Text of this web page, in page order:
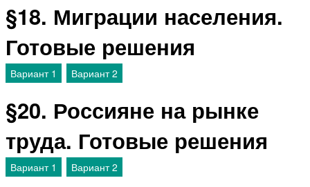
§18. Миграции населения.
Готовые решения
Вариант 1 Вариант 2
§20. Россияне на рынке
труда. Готовые решения
Вариант 1 Вариант 2